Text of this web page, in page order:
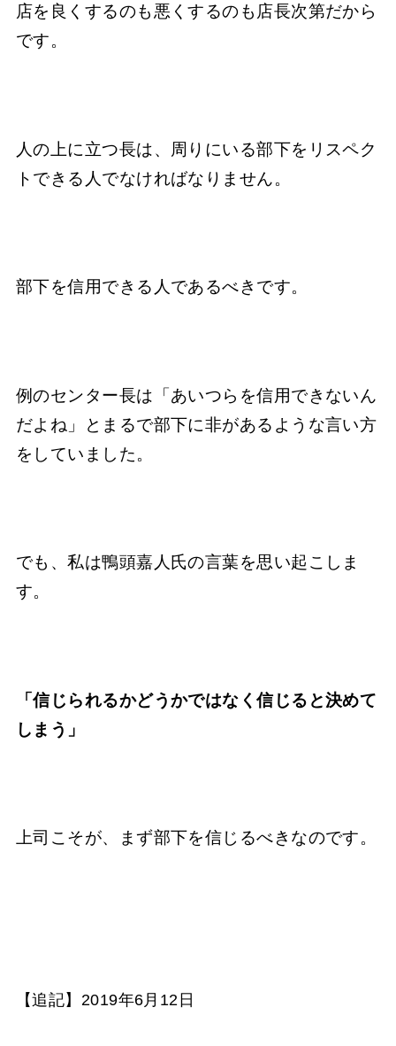
店を良くするのも悪くするのも店長次第だから
です。
人の上に立つ長は、周りにいる部下をリスペク
トできる人でなければなりません。
部下を信用できる人であるべきです。
例のセンター長は「あいつらを信用できないん
だよね」とまるで部下に非があるような言い方
をしていました。
でも、私は鴨頭嘉人氏の言葉を思い起こしま
す。
「信じられるかどうかではなく信じると決めて
しまう」
上司こそが、まず部下を信じるべきなのです。
【追記】2019年6月12日